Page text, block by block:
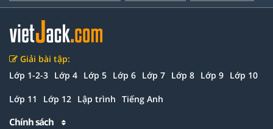
Giải bài tập:
Lớp 1-2-3 Lớp 4 Lớp 5 Lớp 6 Lớp 7 Lớp 8 Lớp 9 Lớp 10
Lớp 11 Lớp 12 Lập trình Tiếng Anh
Chính sách